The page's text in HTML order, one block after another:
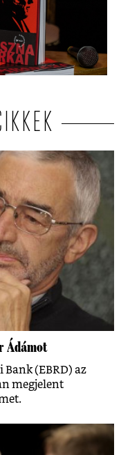
Ádámot
Bank (EBRD) az
megjelent